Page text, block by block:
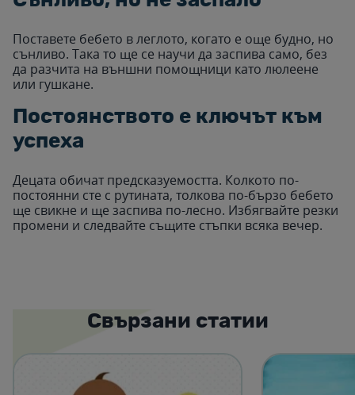
Поставете бебето в леглото, когато е още будно, но
сънливо. Така то ще се научи да заспива само, без
да разчита на външни помощници като люлеене
или гушкане.
Постоянството е ключът към
успеха
Децата обичат предсказуемостта. Колкото по-
постоянни сте с рутината, толкова по-бързо бебето
ще свикне и ще заспива по-лесно. Избягвайте резки
промени и следвайте същите стъпки всяка вечер.
Свързани статии